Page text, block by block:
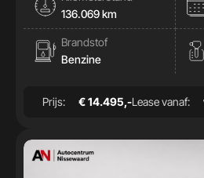
136.069 km
Brandstof
Benzine
Prijs: € 14.495,-Lease vanaf: